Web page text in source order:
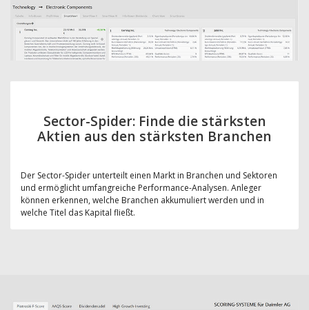
Sector-Spider: Finde die stärksten
Aktien aus den stärksten Branchen
Der Sector-Spider unterteilt einen Markt in Branchen und Sektoren
und ermöglicht umfangreiche Performance-Analysen. Anleger
können erkennen, welche Branchen akkumuliert werden und in
welche Titel das Kapital fließt.